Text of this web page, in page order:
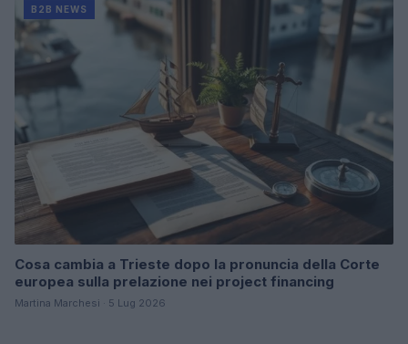
B2B NEWS
Cosa cambia a Trieste dopo la pronuncia della Corte
europea sulla prelazione nei project financing
Martina Marchesi · 5 Lug 2026